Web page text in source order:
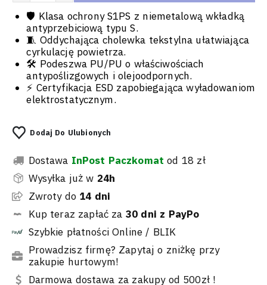
🛡️ Klasa ochrony S1PS z niemetalową wkładką
antyprzebiciową typu S.
🧵 Oddychająca cholewka tekstylna ułatwiająca
cyrkulację powietrza.
🛠️ Podeszwa PU/PU o właściwościach
antypoślizgowych i olejoodpornych.
⚡ Certyfikacja ESD zapobiegająca wyładowaniom
elektrostatycznym.
Dodaj Do Ulubionych
Dostawa InPost Paczkomat od 18 zł
Wysyłka już w 24h
Zwroty do 14 dni
Kup teraz zapłać za 30 dni z PayPo
Szybkie płatności Online / BLIK
Prowadzisz firmę? Zapytaj o zniżkę przy
zakupie hurtowym!
Darmowa dostawa za zakupy od 500zł !